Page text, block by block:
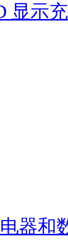
显示
器和